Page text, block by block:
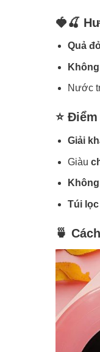
🍓🍒
Quả
Nước
⭐
Giải
Giàu
Túi
🍵